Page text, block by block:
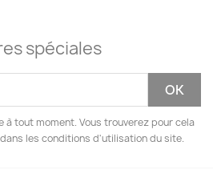
spéciales
à tout moment. Vous trouverez pour cela
les conditions d'utilisation du site.